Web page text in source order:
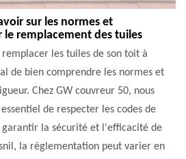
sur les normes et
remplacement des tuiles
remplacer les tuiles de son toit à
de bien comprendre les normes et
Chez GW couvreur 50, nous
de respecter les codes de
la sécurité et l'efficacité de
la réglementation peut varier en